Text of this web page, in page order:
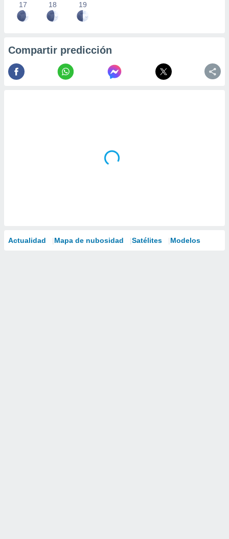
17 18 19
Compartir predicción
Actualidad Mapa de nubosidad Satélites Modelos